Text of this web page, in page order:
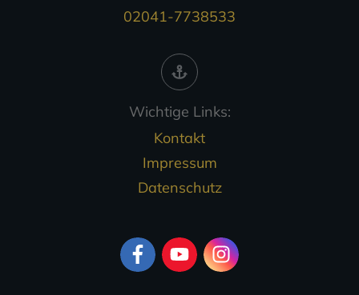
02041-7738533
Wichtige Links:
Kontakt
Impressum
Datenschutz